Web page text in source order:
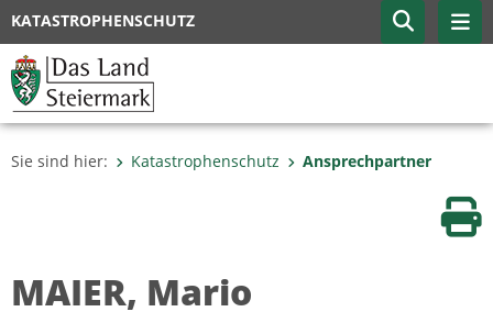
KATASTROPHENSCHUTZ
Sie sind hier: Katastrophenschutz Ansprechpartner
MAIER, Mario